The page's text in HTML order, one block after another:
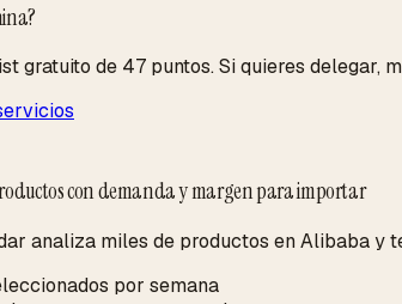
gratuito de 47 puntos. Si quieres delegar,
con demanda y margen para importar
analiza miles de productos en Alibaba
por semana